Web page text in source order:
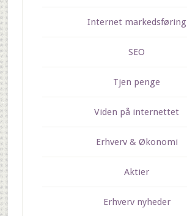
Internet markedsføring
SEO
Tjen penge
Viden på internettet
Erhverv & Økonomi
Aktier
Erhverv nyheder